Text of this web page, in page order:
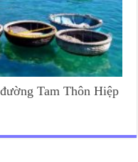
Tam Thôn Hiệp